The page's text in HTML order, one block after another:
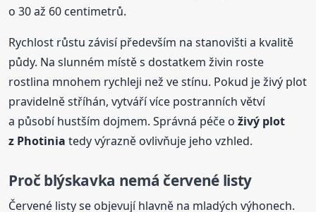
o 30 až 60 centimetrů.
Rychlost růstu závisí především na stanovišti a kvalitě
půdy. Na slunném místě s dostatkem živin roste
rostlina mnohem rychleji než ve stínu. Pokud je živý plot
pravidelně stříhán, vytváří více postranních větví
a působí hustším dojmem. Správná péče oživý plot
z Photinia tedy výrazně ovlivňuje jeho vzhled.
Proč blýskavka nemá červené listy
Červené listy se objevují hlavně na mladých výhonech.